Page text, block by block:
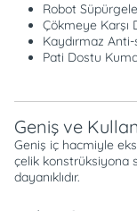
Robot
Çökmeye Karşı
Kaydırmaz
Pati Dostu
Geniş ve
Geniş iç hacmiyle
çelik konstrüksiyona
dayanıklıdır.